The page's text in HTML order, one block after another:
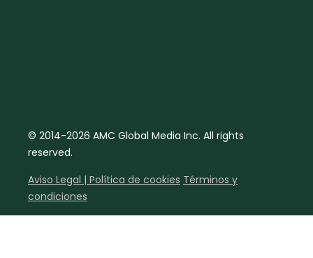
© 2014-2026 AMC Global Media Inc. All rights
reserved.
Aviso Legal | Política de cookies Términos y
condiciones